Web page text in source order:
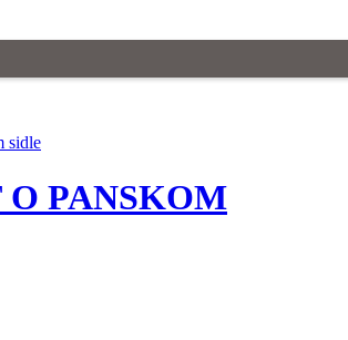
O PANSKOM